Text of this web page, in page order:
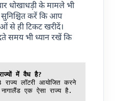
धोखाधड़ी के मामले भी
करें कि आप
से ही टिकट खरीदें।
समय भी ध्यान रखें कि
में वैध है?
लॉटरी आयोजित करने
एक ऐसा राज्य है.